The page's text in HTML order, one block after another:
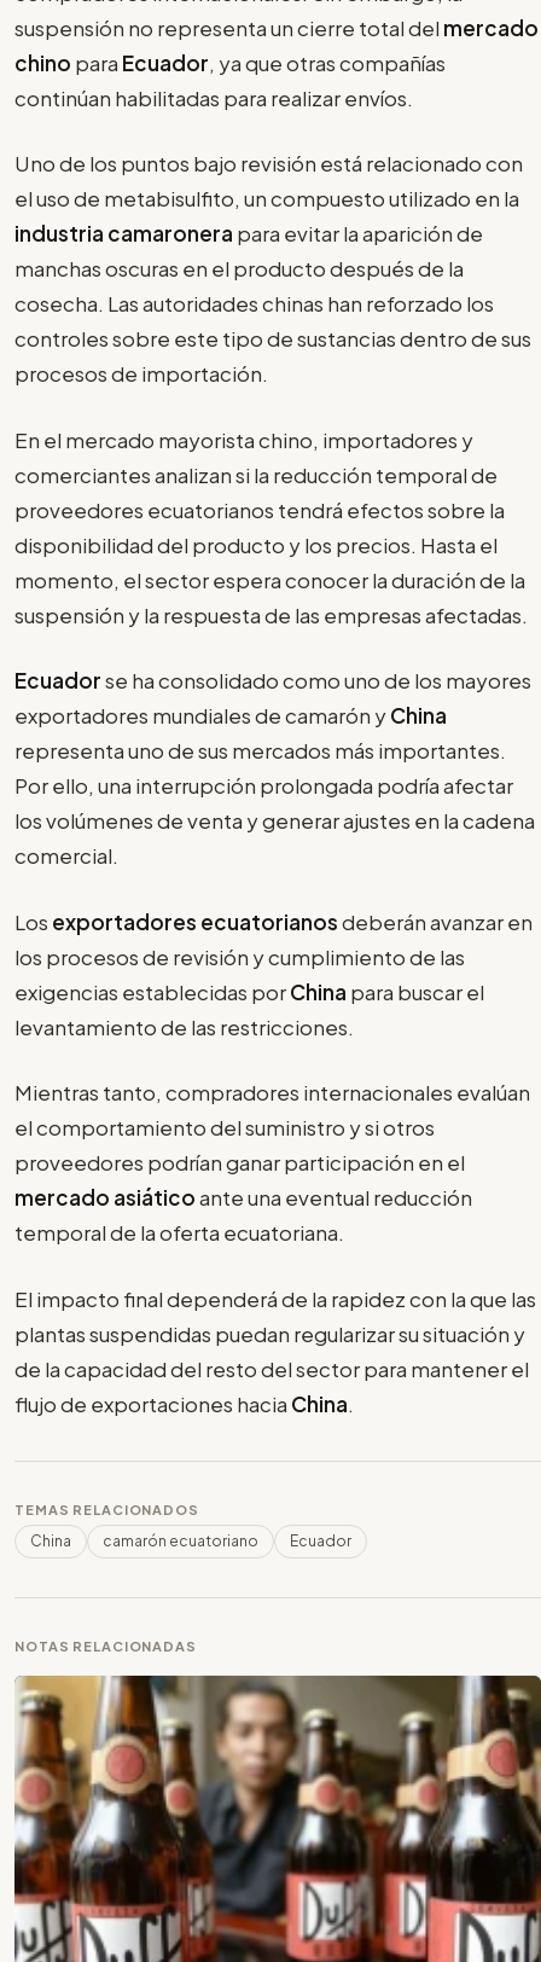
suspensión no representa un cierre total del mercado
chino para Ecuador, ya que otras compañías
continúan habilitadas para realizar envíos.
Uno de los puntos bajo revisión está relacionado con
el uso de metabisulfito, un compuesto utilizado en la
industria camaronera para evitar la aparición de
manchas oscuras en el producto después de la
cosecha. Las autoridades chinas han reforzado los
controles sobre este tipo de sustancias dentro de sus
procesos de importación.
En el mercado mayorista chino, importadores y
comerciantes analizan si la reducción temporal de
proveedores ecuatorianos tendrá efectos sobre la
disponibilidad del producto y los precios. Hasta el
momento, el sector espera conocer la duración de la
suspensión y la respuesta de las empresas afectadas.
Ecuadorse ha consolidado como uno de los mayores
exportadores mundiales de camarón yChina
representa uno de sus mercados más importantes.
Por ello, una interrupción prolongada podría afectar
los volúmenes de venta y generar ajustes en la cadena
comercial.
Los exportadores ecuatorianosdeberán avanzar en
los procesos de revisión y cumplimiento de las
exigencias establecidas porChina para buscar el
levantamiento de las restricciones.
Mientras tanto, compradores internacionales evalúan
el comportamiento del suministro y si otros
proveedores podrían ganar participación en el
mercado asiáticoante una eventual reducción
temporal de la oferta ecuatoriana.
El impacto final dependerá de la rapidez con la que las
plantas suspendidas puedan regularizar su situación y
de la capacidad del resto del sector para mantener el
flujo de exportaciones hacia China.
TEMAS RELACIONADOS
China camarón ecuatoriano Ecuador
NOTAS RELACIONADAS